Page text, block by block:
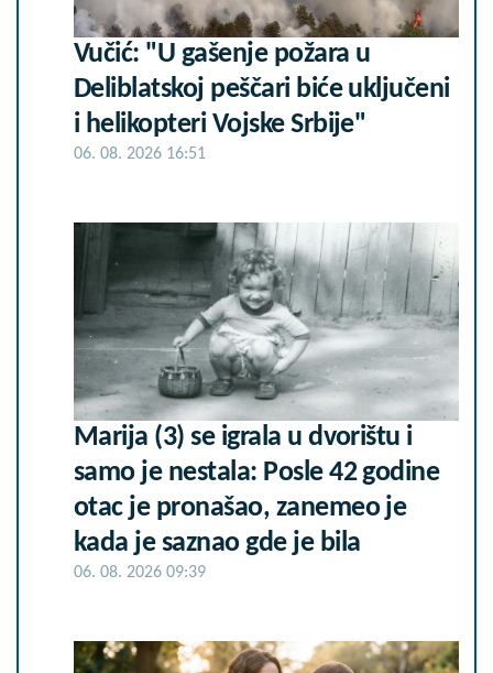
Vučić: "U gašenje požara u
Deliblatskoj peščari biće uključeni
i helikopteri Vojske Srbije"
06. 08. 2026 16:51
Marija (3) se igrala u dvorištu i
samo je nestala: Posle 42 godine
otac je pronašao, zanemeo je
kada je saznao gde je bila
06. 08. 2026 09:39